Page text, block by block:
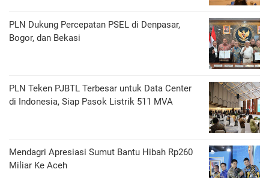
PLN Dukung Percepatan PSEL di Denpasar,
Bogor, dan Bekasi
PLN Teken PJBTL Terbesar untuk Data Center
di Indonesia, Siap Pasok Listrik 511 MVA
Mendagri Apresiasi Sumut Bantu Hibah Rp260
Miliar Ke Aceh